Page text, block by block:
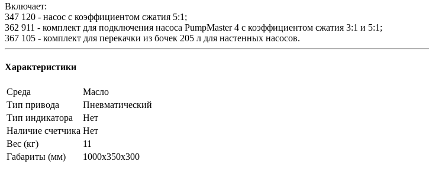
Включает:
347 120 - насос с коэффициентом сжатия 5:1;
362 911 - комплект для подключения насоса PumpMaster 4 с коэффициентом сжатия 3:1 и 5:1;
367 105 - комплект для перекачки из бочек 205 л для настенных насосов.
Характеристики
Среда
Масло
Тип привода
Пневматический
Тип индикатора
Нет
Наличие счетчика Нет
Вес (кг)
11
Габариты (мм)
1000x350x300